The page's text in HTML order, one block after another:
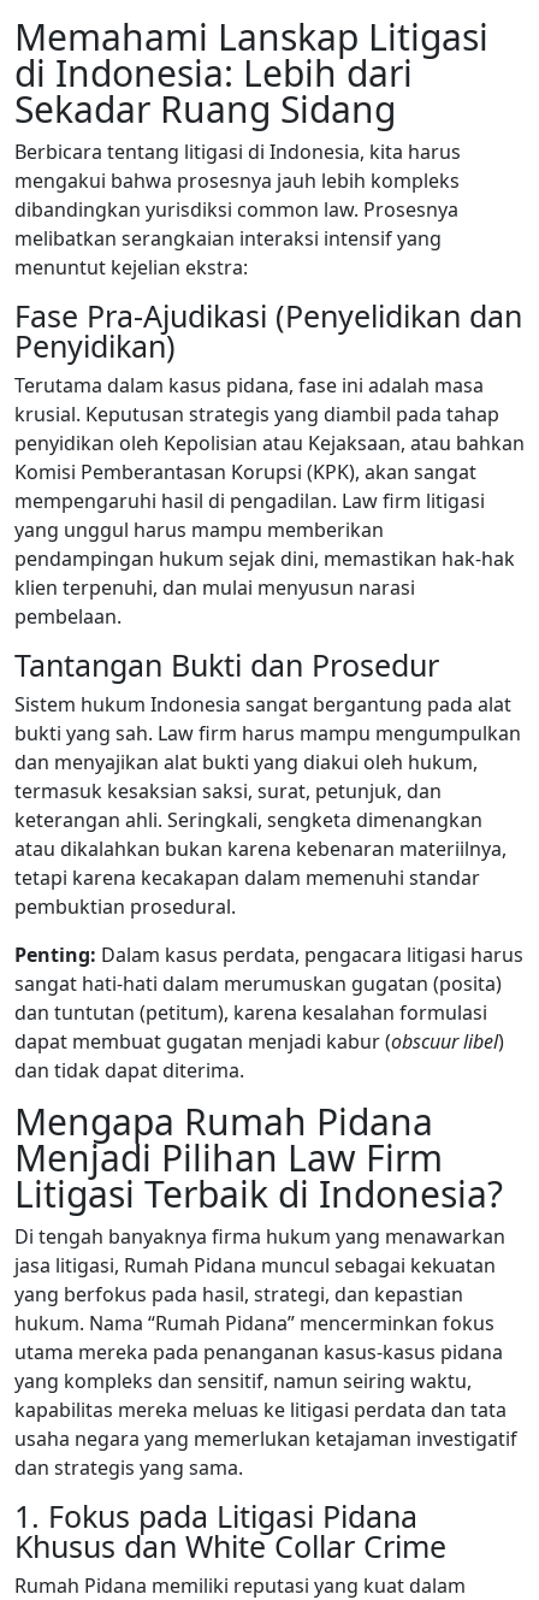
Memahami Lanskap Litigasi
di Indonesia: Lebih dari
Sekadar Ruang Sidang
Berbicara tentang litigasi di Indonesia, kita harus
mengakui bahwa prosesnya jauh lebih kompleks
dibandingkan yurisdiksi common law. Prosesnya
melibatkan serangkaian interaksi intensif yang
menuntut kejelian ekstra:
Fase Pra-Ajudikasi (Penyelidikan dan
Penyidikan)
Terutama dalam kasus pidana, fase ini adalah masa
krusial. Keputusan strategis yang diambil pada tahap
penyidikan oleh Kepolisian atau Kejaksaan, atau bahkan
Komisi Pemberantasan Korupsi (KPK), akan sangat
mempengaruhi hasil di pengadilan. Law firm litigasi
yang unggul harus mampu memberikan
pendampingan hukum sejak dini, memastikan hak-hak
klien terpenuhi, dan mulai menyusun narasi
pembelaan.
Tantangan Bukti dan Prosedur
Sistem hukum Indonesia sangat bergantung pada alat
bukti yang sah. Law firm harus mampu mengumpulkan
dan menyajikan alat bukti yang diakui oleh hukum,
termasuk kesaksian saksi, surat, petunjuk, dan
keterangan ahli. Seringkali, sengketa dimenangkan
atau dikalahkan bukan karena kebenaran materiilnya,
tetapi karena kecakapan dalam memenuhi standar
pembuktian prosedural.
Penting: Dalam kasus perdata, pengacara litigasi harus
sangat hati-hati dalam merumuskan gugatan (posita)
dan tuntutan (petitum), karena kesalahan formulasi
dapat membuat gugatan menjadi kabur (obscuur libel)
dan tidak dapat diterima.
Mengapa Rumah Pidana
Menjadi Pilihan Law Firm
Litigasi Terbaik di Indonesia?
Di tengah banyaknya firma hukum yang menawarkan
jasa litigasi, Rumah Pidana muncul sebagai kekuatan
yang berfokus pada hasil, strategi, dan kepastian
hukum. Nama “Rumah Pidana” mencerminkan fokus
utama mereka pada penanganan kasus-kasus pidana
yang kompleks dan sensitif, namun seiring waktu,
kapabilitas mereka meluas ke litigasi perdata dan tata
usaha negara yang memerlukan ketajaman investigatif
dan strategis yang sama.
1. Fokus pada Litigasi Pidana
Khusus dan White Collar Crime
Rumah Pidana memiliki reputasi yang kuat dalam